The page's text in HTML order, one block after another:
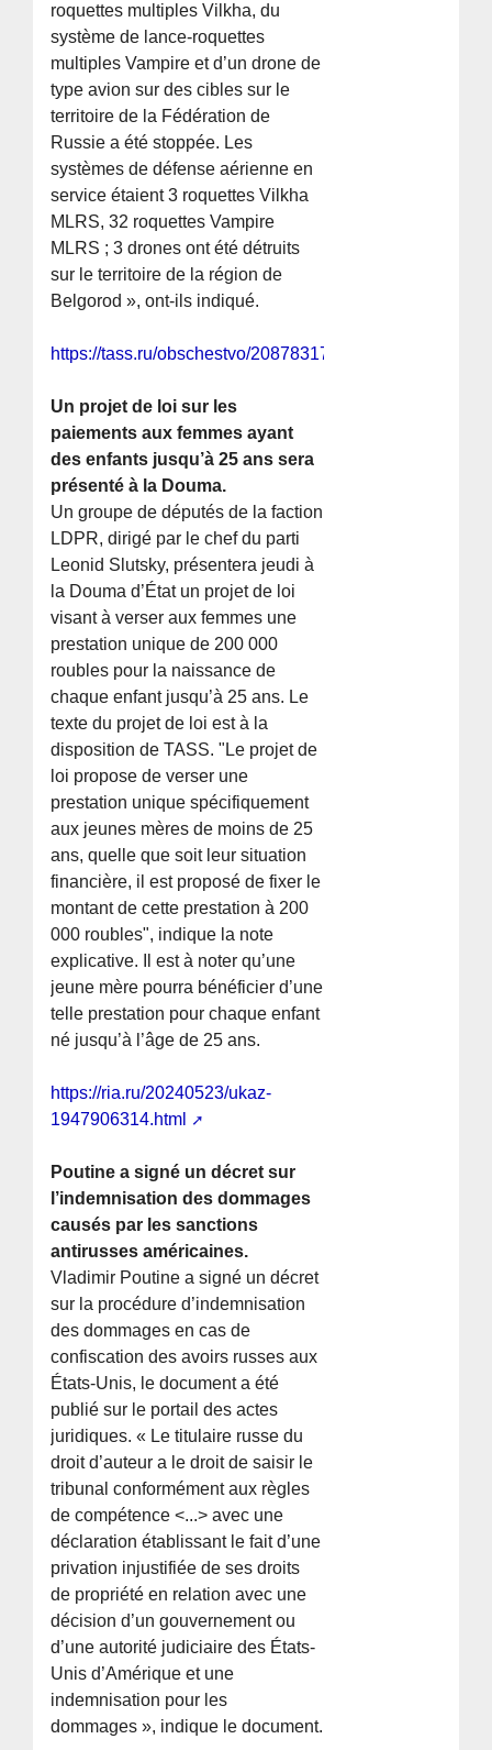
roquettes multiples Vilkha, du
système de lance-roquettes
multiples Vampire et d’un drone de
type avion sur des cibles sur le
territoire de la Fédération de
Russie a été stoppée. Les
systèmes de défense aérienne en
service étaient 3 roquettes Vilkha
MLRS, 32 roquettes Vampire
MLRS ; 3 drones ont été détruits
sur le territoire de la région de
Belgorod », ont-ils indiqué.
https://tass.ru/obschestvo/20878317
Un projet de loi sur les
paiements aux femmes ayant
des enfants jusqu’à 25 ans sera
présenté à la Douma.
Un groupe de députés de la faction
LDPR, dirigé par le chef du parti
Leonid Slutsky, présentera jeudi à
la Douma d’État un projet de loi
visant à verser aux femmes une
prestation unique de 200 000
roubles pour la naissance de
chaque enfant jusqu’à 25 ans. Le
texte du projet de loi est à la
disposition de TASS. "Le projet de
loi propose de verser une
prestation unique spécifiquement
aux jeunes mères de moins de 25
ans, quelle que soit leur situation
financière, il est proposé de fixer le
montant de cette prestation à 200
000 roubles", indique la note
explicative. Il est à noter qu’une
jeune mère pourra bénéficier d’une
telle prestation pour chaque enfant
né jusqu’à l’âge de 25 ans.
https://ria.ru/20240523/ukaz-
1947906314.html
Poutine a signé un décret sur
l’indemnisation des dommages
causés par les sanctions
antirusses américaines.
Vladimir Poutine a signé un décret
sur la procédure d’indemnisation
des dommages en cas de
confiscation des avoirs russes aux
États-Unis, le document a été
publié sur le portail des actes
juridiques. « Le titulaire russe du
droit d’auteur a le droit de saisir le
tribunal conformément aux règles
de compétence <...> avec une
déclaration établissant le fait d’une
privation injustifiée de ses droits
de propriété en relation avec une
décision d’un gouvernement ou
d’une autorité judiciaire des États-
Unis d’Amérique et une
indemnisation pour les
dommages », indique le document.